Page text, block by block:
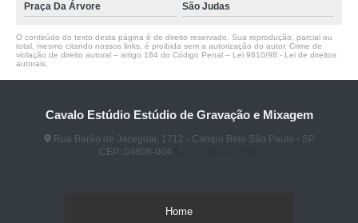
Praça Da Árvore
São Judas
O conteúdo do texto desta página é de direito reservado. Sua reprodução, parcial ou
total, mesmo citando nossos links, é proibida sem a autorização do autor. Crime de
violação de direito autoral – artigo 184 do Código Penal – Lei 9610/98 - Lei de direitos
autorais
Cavalo Estúdio Estúdio de Gravação e Mixagem
Rua Barão de Jaceguai, 1712 - Campo Belo São Paulo - SP
CEP: 04606-004
Home